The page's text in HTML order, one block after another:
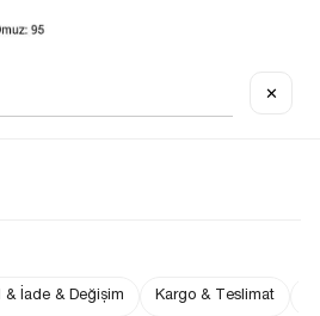
me when
✕
& İade & Değişim Kargo & Teslimat